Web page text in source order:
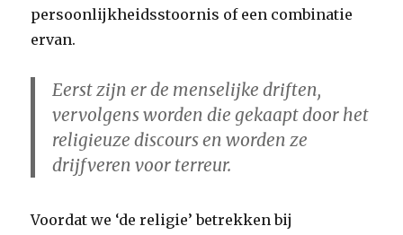
persoonlijkheidsstoornis of een combinatie
ervan.
Eerst zijn er de menselijke driften,
vervolgens worden die gekaapt door het
religieuze discours en worden ze
drijfveren voor terreur.
Voordat we ‘de religie’ betrekken bij